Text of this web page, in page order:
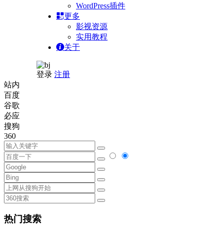
WordPress插件
更多
影视资源
实用教程
关于
登录 注册
站内
百度
谷歌
必应
搜狗
360
热门搜索